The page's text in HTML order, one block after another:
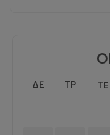
ΔΕ ΤΡ ΤΕ